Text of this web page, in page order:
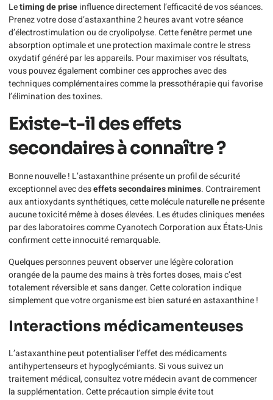
Letiming de priseinfluence directement l’efficacité de vos séances.
Prenez votre dose d’astaxanthine 2 heures avant votre séance
d’électrostimulation ou de cryolipolyse. Cette fenêtre permet une
absorption optimale et une protection maximale contre le stress
oxydatif généré par les appareils. Pour maximiser vos résultats,
vous pouvez également combiner ces approches avec des
techniques complémentaires comme la pressothérapiequi favorise
l’élimination des toxines.
Existe-t-il des effets
secondaires à connaître ?
Bonne nouvelle ! L’astaxanthine présente un profil de sécurité
exceptionnel avec deseffets secondaires minimes. Contrairement
aux antioxydants synthétiques, cette molécule naturelle ne présente
aucune toxicité même à doses élevées. Les études cliniques menées
par des laboratoires comme Cyanotech Corporation aux États-Unis
confirment cette innocuité remarquable.
Quelques personnes peuvent observer une légère coloration
orangée de la paume des mains à très fortes doses, mais c’est
totalement réversible et sans danger. Cette coloration indique
simplement que votre organisme est bien saturé en astaxanthine !
Interactions médicamenteuses
L’astaxanthine peut potentialiser l’effet des médicaments
antihypertenseurs et hypoglycémiants. Si vous suivez un
traitement médical, consultez votre médecin avant de commencer
la supplémentation. Cette précaution simple évite tout